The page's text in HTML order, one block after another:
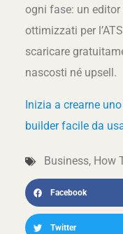
ogni fase: un editor
ottimizzati per
scaricare
nascosti né upsell.
Inizia a crearne
builder facile da
Business, How
Facebook
Twitter